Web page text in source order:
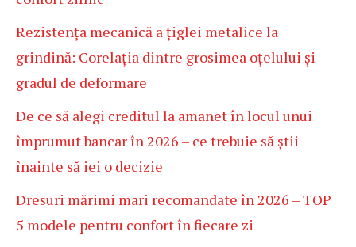
Rezistența mecanică a țiglei metalice la
grindină: Corelația dintre grosimea oțelului și
gradul de deformare
De ce să alegi creditul la amanet în locul unui
împrumut bancar în 2026 – ce trebuie să știi
înainte să iei o decizie
Dresuri mărimi mari recomandate în 2026 – TOP
5 modele pentru confort în fiecare zi